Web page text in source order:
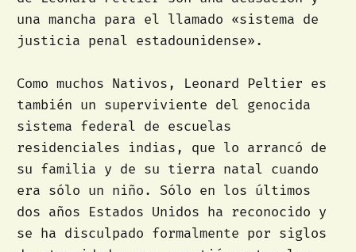
una mancha para el llamado «sistema de
justicia penal estadounidense».
Como muchos Nativos, Leonard Peltier es
también un superviviente del genocida
sistema federal de escuelas
residenciales indias, que lo arrancó de
su familia y de su tierra natal cuando
era sólo un niño. Sólo en los últimos
dos años Estados Unidos ha reconocido y
se ha disculpado formalmente por siglos